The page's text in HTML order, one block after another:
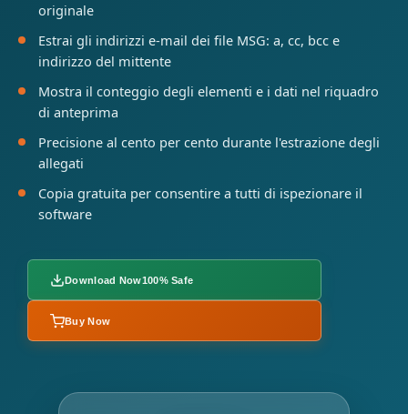
originale
Estrai gli indirizzi e-mail dei file MSG: a, cc, bcc e
indirizzo del mittente
Mostra il conteggio degli elementi e i dati nel riquadro
di anteprima
Precisione al cento per cento durante l'estrazione degli
allegati
Copia gratuita per consentire a tutti di ispezionare il
software
Download Now100% Safe
Buy Now